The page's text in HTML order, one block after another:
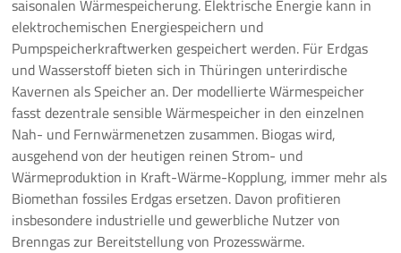
saisonalen Wärmespeicherung. Elektrische Energie kann in
elektrochemischen Energiespeichern und
Pumpspeicherkraftwerken gespeichert werden. Für Erdgas
und Wasserstoff bieten sich in Thüringen unterirdische
Kavernen als Speicher an. Der modellierte Wärmespeicher
fasst dezentrale sensible Wärmespeicher in den einzelnen
Nah- und Fernwärmenetzen zusammen. Biogas wird,
ausgehend von der heutigen reinen Strom- und
Wärmeproduktion in Kraft-Wärme-Kopplung, immer mehr als
Biomethan fossiles Erdgas ersetzen. Davon profitieren
insbesondere industrielle und gewerbliche Nutzer von
Brenngas zur Bereitstellung von Prozesswärme.